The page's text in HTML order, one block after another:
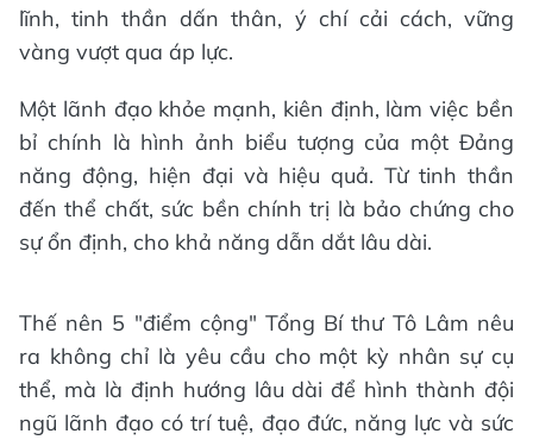
lĩnh, tinh thần dấn thân, ý chí cải cách, vững
vàng vượt qua áp lực.
Một lãnh đạo khỏe mạnh, kiên định, làm việc bền
bỉ chính là hình ảnh biểu tượng của một Đảng
năng động, hiện đại và hiệu quả. Từ tinh thần
đến thể chất, sức bền chính trị là bảo chứng cho
sự ổn định, cho khả năng dẫn dắt lâu dài.
Thế nên 5 "điểm cộng" Tổng Bí thư Tô Lâm nêu
ra không chỉ là yêu cầu cho một kỳ nhân sự cụ
thể, mà là định hướng lâu dài để hình thành đội
ngũ lãnh đạo có trí tuệ, đạo đức, năng lực và sức